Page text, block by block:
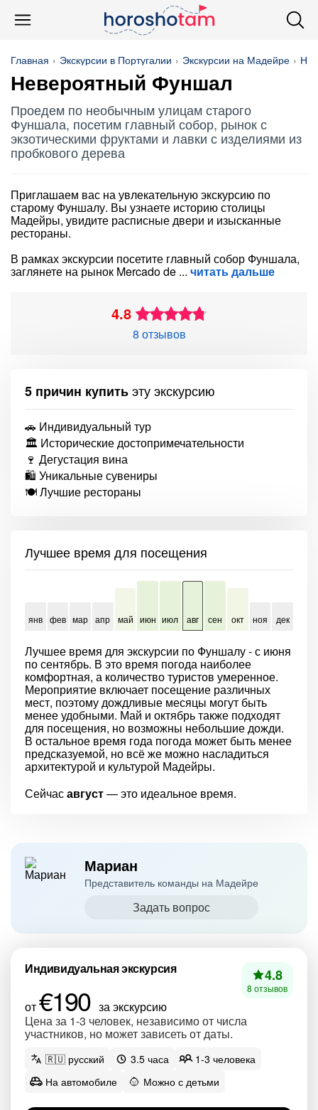
Главная Экскурсии в Португалии Экскурсии на Мадейре На
Невероятный Фуншал
Проедем по необычным улицам старого
Фуншала, посетим главный собор, рынок с
экзотическими фруктами и лавки с изделиями из
пробкового дерева
Приглашаем вас на увлекательную экскурсию по
старому Фуншалу. Вы узнаете историю столицы
Мадейры, увидите расписные двери и изысканные
рестораны.
В рамках экскурсии посетите главный собор Фуншала,
заглянете на рынок Mercado de читать дальше
4.8
8 отзывов
5 причин купитьэту экскурсию
🚗 Индивидуальный тур
🏛 Исторические достопримечательности
🍷 Дегустация вина
🛍 Уникальные сувениры
🍽 Лучшие рестораны
Лучшее время для посещения
янв фев мар апр май июн июл авг сен окт ноя дек
Лучшее время для экскурсии по Фуншалу - с июня
по сентябрь. В это время погода наиболее
комфортная, а количество туристов умеренное.
Мероприятие включает посещение различных
мест, поэтому дождливые месяцы могут быть
менее удобными. Май и октябрь также подходят
для посещения, но возможны небольшие дожди.
В остальное время года погода может быть менее
предсказуемой, но всё же можно насладиться
архитектурой и культурой Мадейры.
Сейчасавгуст— это идеальное время.
Мариан
Представитель команды на Мадейре
Задать вопрос
Индивидуальная экскурсия
от€190 за экскурсию
Цена за 1-3 человек, независимо от числа
участников, но может зависеть от даты.
4.8
8 отзывов
🇷🇺 русский 3.5 часа
1-3 человека
На автомобиле
Можно с детьми